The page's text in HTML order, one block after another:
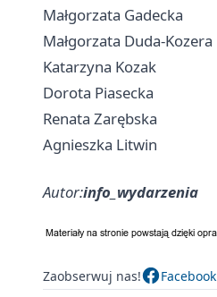
Małgorzata Gadecka
Małgorzata Duda-Kozera
Katarzyna Kozak
Dorota Piasecka
Renata Zarębska
Agnieszka Litwin
Autor:info_wydarzenia
Zaobserwuj nas! Facebook